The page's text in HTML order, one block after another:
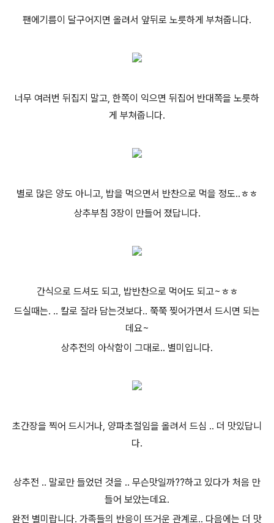
팬에기름이 달구어지면 올려서 앞뒤로 노릇하게 부쳐줍니다.
너무 여러번 뒤집지 말고, 한쪽이 익으면 뒤집어 반대쪽을 노릇하
게 부쳐줍니다.
별로 많은 양도 아니고, 밥을 먹으면서 반찬으로 먹을 정도..ㅎㅎ
상추부침 3장이 만들어 졌답니다.
간식으로 드셔도 되고, 밥반찬으로 먹어도 되고~ㅎㅎ
드실때는. .. 칼로 잘라 담는것보다.. 쭉쭉 찢어가면서 드시면 되는
데요~
상추전의 아삭함이 그대로.. 별미입니다.
초간장을 찍어 드시거나, 양파초절임을 올려서 드심 .. 더 맛있답니
다.
상추전 .. 말로만 들었던 것을 .. 무슨맛일까??하고 있다가 처음 만
들어 보았는데요.
완전 별미랍니다. 가족들의 반응이 뜨거운 관계로.. 다음에는 더 맛